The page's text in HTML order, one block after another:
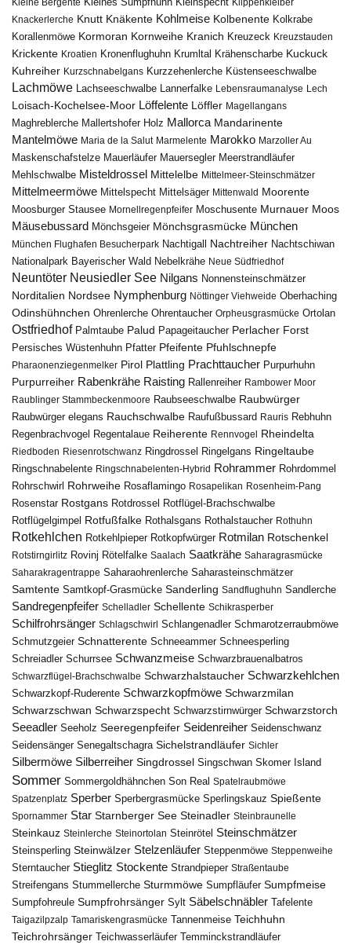
Kleine Bergente
Klippenkleiber
Knackerlerche Knutt Knäkente Kohlmeise Kolbenente Kolkrabe
Korallenmöwe Kormoran Kornweihe Kranich Kreuzeck Kreuzstauden
Krickente Kroatien Kronenflughuhn Krumltal Krähenscharbe Kuckuck
Kuhreiher Kurzschnabelgans Kurzzehenlerche Küstenseeschwalbe
Lachmöwe Lachseeschwalbe Lannerfalke Lebensraumanalyse Lech
Loisach-Kochelsee-Moor Löffelente Löffler Magellangans
Maghreblerche Mallertshofer Holz Mallorca Mandarinente
Mantelmöwe Maria de la Salut Marmelente Marokko Marzoller Au
Maskenschafstelze Mauerläufer Mauersegler Meerstrandläufer
Mehlschwalbe Misteldrossel Mittelelbe Mittelmeer-Steinschmätzer
Mittelmeermöwe Mittelspecht Mittelsäger Mittenwald Moorente
Moosburger Stausee Mornellregenpfeifer Moschusente Murnauer Moos
Mäusebussard Mönchsgeier Mönchsgrasmücke München
München Flughafen Besucherpark Nachtigall Nachtreiher Nachtschiwan
Nationalpark Bayerischer Wald Nebelkrähe Neue Südfriedhof
Neuntöter Neusiedler See Nilgans Nonnensteinschmätzer
Norditalien Nordsee Nymphenburg Nöttinger Viehweide Oberhaching
Odinshühnchen Ohrenlerche Ohrentaucher Orpheusgrasmücke Ortolan
Ostfriedhof Palmtaube Palud Papageitaucher Perlacher Forst
Persisches Wüstenhuhn Pfatter Pfeifente Pfuhlschnepfe
Pharaonenziegenmelker Pirol Plattling Prachttaucher Purpurhuhn
Purpurreiher Rabenkrähe Raisting Rallenreiher Rambower Moor
Raublinger Stammbeckenmoore Raubseeschwalbe Raubwürger
Raubwürger elegans Rauchschwalbe Raufußbussard Rauris Rebhuhn
Regenbrachvogel Regentalaue Reiherente Rennvogel Rheindelta
Riedboden Riesenrotschwanz Ringdrossel Ringelgans Ringeltaube
Ringschnabelente Ringschnabelenten-Hybrid Rohrammer Rohrdommel
Rohrschwirl Rohrweihe Rosaflamingo Rosapelikan Rosenheim-Pang
Rosenstar Rostgans Rotdrossel
Rotflügel-Brachschwalbe
Rotflügelgimpel Rotfußfalke Rothalsgans Rothalstaucher Rothuhn
Rotkehlchen Rotkehlpieper Rotkopfwürger Rotmilan Rotschenkel
Rotstirngirlitz Rovinj Rötelfalke Saalach Saatkrähe Saharagrasmücke
Saharakragentrappe Saharaohrenlerche Saharasteinschmätzer
Samtente Samtkopf-Grasmücke Sanderling Sandflughuhn Sandlerche
Sandregenpfeifer Schelladler Schellente Schikrasperber
Schilfrohrsänger Schlagschwirl Schlangenadler Schmarotzerraubmöwe
Schmutzgeier Schnatterente Schneeammer Schneesperling
Schreiadler Schurrsee Schwanzmeise Schwarzbrauenalbatros
Schwarzflügel-Brachschwalbe Schwarzhalstaucher Schwarzkehlchen
Schwarzkopf-Ruderente Schwarzkopfmöwe Schwarzmilan
Schwarzschwan Schwarzspecht Schwarzstirnwürger Schwarzstorch
Seeadler Seeholz Seeregenpfeifer Seidenreiher Seidenschwanz
Seidensänger Senegaltschagra Sichelstrandläufer Sichler
Silbermöwe Silberreiher Singdrossel Singschwan Skomer Island
Sommer Sommergoldhähnchen Son Real Spatelraubmöwe
Spatzenplatz Sperber Sperbergrasmücke Sperlingskauz Spießente
Spornammer Star Starnberger See Steinadler Steinbraunelle
Steinkauz Steinlerche Steinortolan Steinrötel Steinschmätzer
Steinsperling Steinwälzer Stelzenläufer Steppenmöwe Steppenweihe
Sterntaucher Stieglitz Stockente Strandpieper Straßentaube
Streifengans Stummellerche Sturmmöwe Sumpfläufer Sumpfmeise
Sumpfohreule Sumpfrohrsänger Sylt Säbelschnäbler Tafelente
Taigazilpzalp Tamariskengrasmücke Tannenmeise Teichhuhn
Teichrohrsänger Teichwasserläufer Temminckstrandläufer